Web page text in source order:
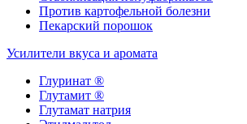
Против картофельной болезни
Пекарский порошок
Усилители вкуса и аромата
Глуринат ®
Глутамит ®
Глутамат натрия